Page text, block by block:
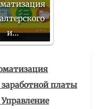
и…
заработной платы